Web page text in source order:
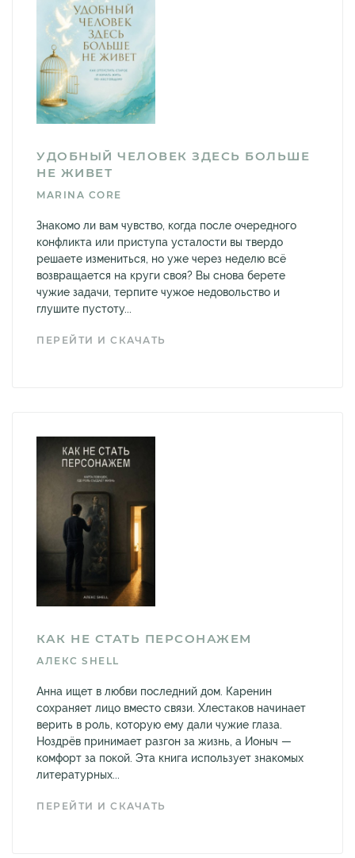
УДОБНЫЙ ЧЕЛОВЕК ЗДЕСЬ БОЛЬШЕ
НЕ ЖИВЕТ
MARINA CORE
Знакомо ли вам чувство, когда после очередного
конфликта или приступа усталости вы твердо
решаете измениться, но уже через неделю всё
возвращается на круги своя? Вы снова берете
чужие задачи, терпите чужое недовольство и
глушите пустоту...
ПЕРЕЙТИ И СКАЧАТЬ
КАК НЕ СТАТЬ ПЕРСОНАЖЕМ
АЛЕКС SHELL
Анна ищет в любви последний дом. Каренин
сохраняет лицо вместо связи. Хлестаков начинает
верить в роль, которую ему дали чужие глаза.
Ноздрёв принимает разгон за жизнь, а Ионыч —
комфорт за покой. Эта книга использует знакомых
литературных...
ПЕРЕЙТИ И СКАЧАТЬ